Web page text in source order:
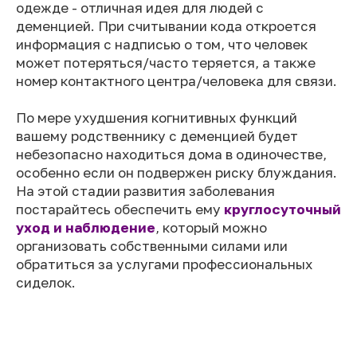
одежде - отличная идея для людей с
деменцией. При считывании кода откроется
информация с надписью о том, что человек
может потеряться/часто теряется, а также
номер контактного центра/человека для связи.
По мере ухудшения когнитивных функций
вашему родственнику с деменцией будет
небезопасно находиться дома в одиночестве,
особенно если он подвержен риску блуждания.
На этой стадии развития заболевания
постарайтесь обеспечить ему круглосуточный
уход и наблюдение, который можно
организовать собственными силами или
обратиться за услугами профессиональных
сиделок.